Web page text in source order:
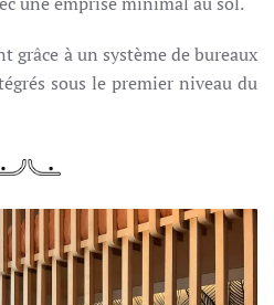
à un système de bureaux
sous le premier niveau du